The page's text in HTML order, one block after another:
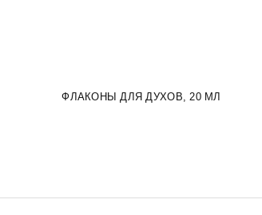
ФЛАКОНЫ ДЛЯ ДУХОВ, 20 МЛ